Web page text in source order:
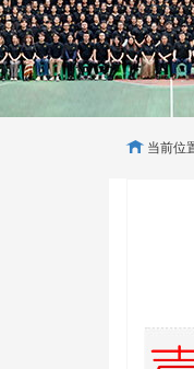
当前位